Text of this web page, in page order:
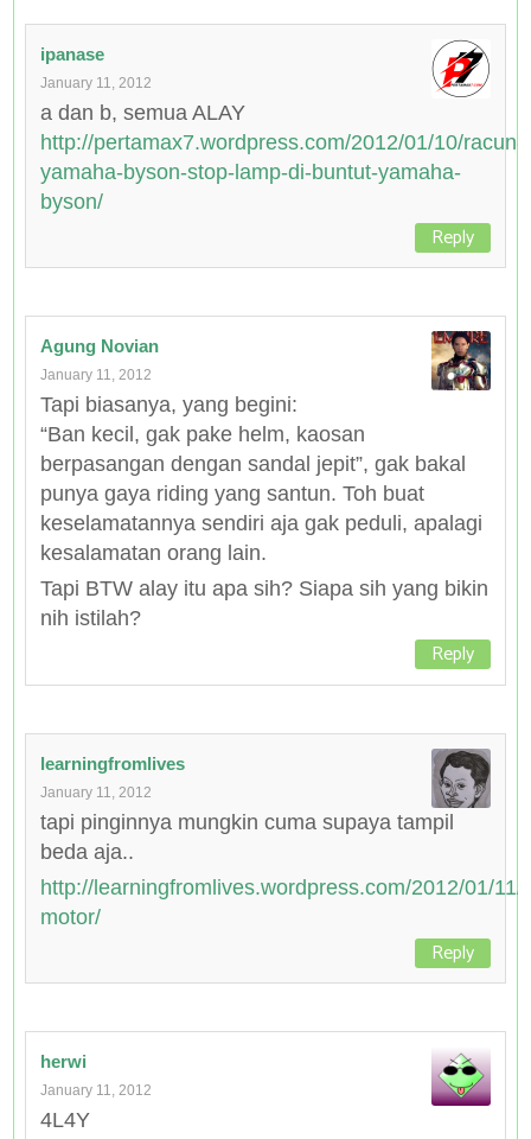
ipanase
January 11, 2012
a dan b, semua ALAY
http://pertamax7.wordpress.com/2012/01/10/racun-
yamaha-byson-stop-lamp-di-buntut-yamaha-
byson/
Reply
Agung Novian
January 11, 2012
Tapi biasanya, yang begini:
“Ban kecil, gak pake helm, kaosan
berpasangan dengan sandal jepit”, gak bakal
punya gaya riding yang santun. Toh buat
keselamatannya sendiri aja gak peduli, apalagi
kesalamatan orang lain.
Tapi BTW alay itu apa sih? Siapa sih yang bikin
nih istilah?
Reply
learningfromlives
January 11, 2012
tapi pinginnya mungkin cuma supaya tampil
beda aja..
http://learningfromlives.wordpress.com/2012/01/11/
motor/
Reply
herwi
January 11, 2012
4L4Y